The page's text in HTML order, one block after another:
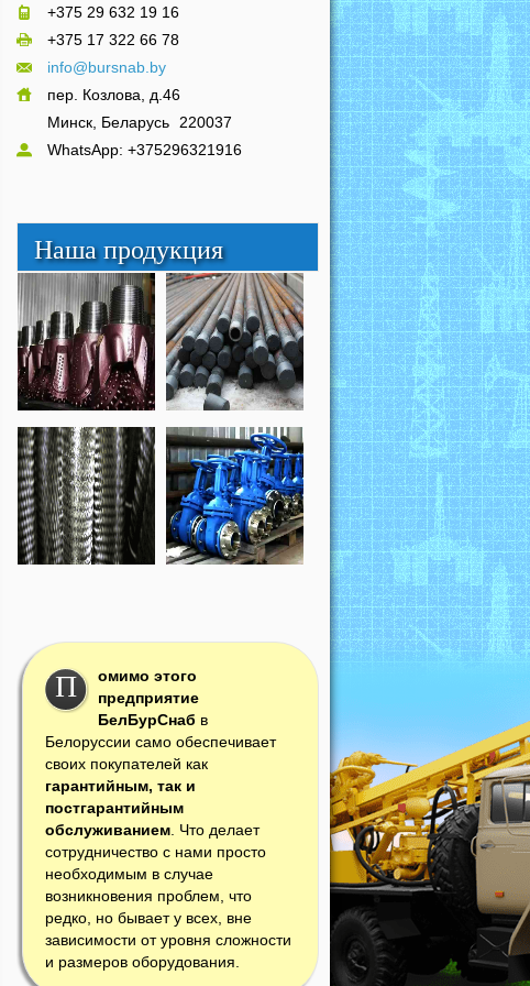
+375 29 632 19 16
+375 17 322 66 78
info@bursnab.by
пер. Козлова, д.46
Минск, Беларусь 220037
WhatsApp: +375296321916
Наша продукция
П
омимо этого
предприятие
БелБурСнаб в
Белоруссии само обеспечивает
своих покупателей как
гарантийным, так и
постгарантийным
обслуживанием. Что делает
сотрудничество с нами просто
необходимым в случае
возникновения проблем, что
редко, но бывает у всех, вне
зависимости от уровня сложности
и размеров оборудования.